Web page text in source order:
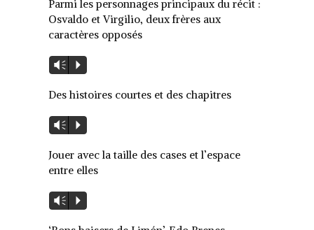
Parmi les personnages principaux du récit :
Osvaldo et Virgilio, deux frères aux
caractères opposés
Lecteur
audio
Vm P
Des histoires courtes et des chapitres
Lecteur
audio
Vm P
Jouer avec la taille des cases et l’espace
entre elles
Lecteur
audio
Vm P